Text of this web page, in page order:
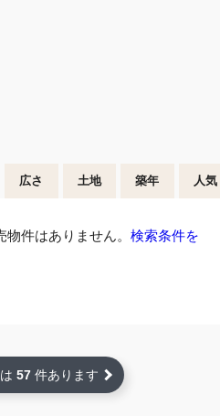
広さ 土地 築年 人気
件はありません。 検索条件を
57 件あります